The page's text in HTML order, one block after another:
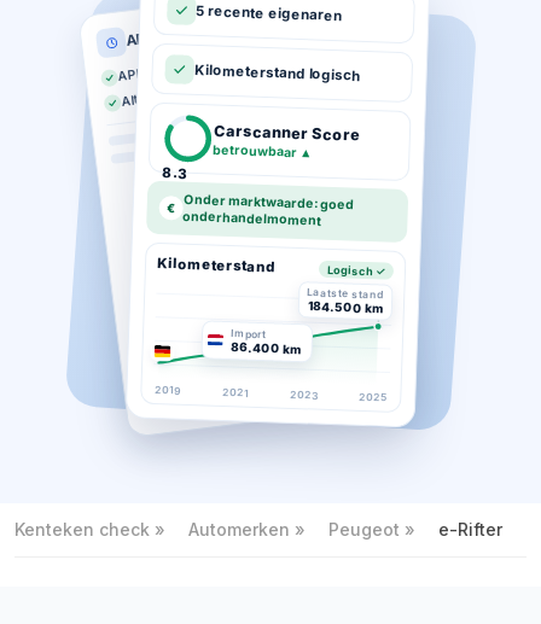
APK historie
APK geldig tot 03-2026
Altijd op tijd gekeurd
5 recente eigenaren
Kilometerstand logisch
8.3
Carscanner Score
betrouwbaar ▲
€ Onder marktwaarde: goed
onderhandelmoment
Kilometerstand Logisch ✓
Laatste stand
184.500 km
Import
86.400 km
2019 2021 2023 2025
Kenteken check Automerken Peugeot e-Rifter